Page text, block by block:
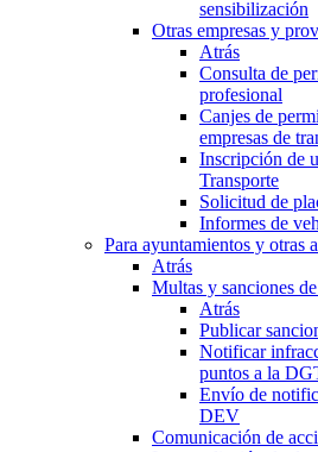
sensibilización
Otras empresas y
Atrás
Consulta de
profesional
Canjes de
empresas de
Inscripción de
Transporte
Solicitud de
Informes de
Para ayuntamientos y otras
Atrás
Multas y sanciones
Atrás
Publicar
Notificar
puntos a la
Envío de
DEV
Comunicación de